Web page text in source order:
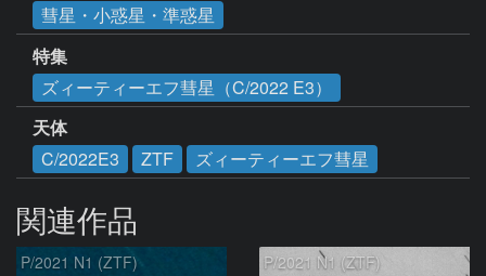
彗星・小惑星・準惑星
特集
ズィーティーエフ彗星（C/2022 E3）
天体
C/2022E3
ZTF ズィーティーエフ彗星
関連作品
P/2021 N1 (ZTF) P/2021 N1 (ZTF)